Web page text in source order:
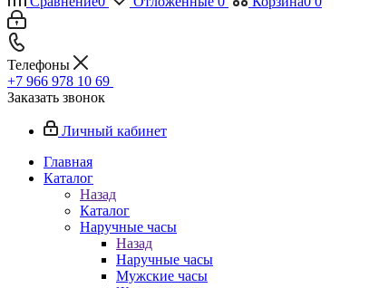
Телефоны
+7 966 978 10 69
Заказать звонок
Личный кабинет
Главная
Каталог
Назад
Каталог
Наручные часы
Назад
Наручные часы
Мужские часы